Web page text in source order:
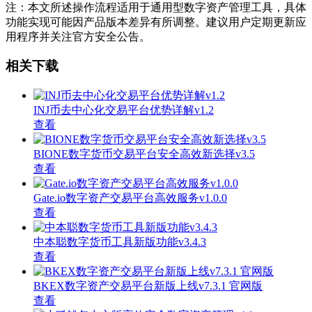
注：本文所述操作流程适用于通用型数字资产管理工具，具体
功能实现可能因产品版本差异有所调整。建议用户定期更新应
用程序并关注官方安全公告。
相关下载
INJ币去中心化交易平台优势详解v1.2
查看
BIONE数字货币交易平台安全高效新选择v3.5
查看
Gate.io数字资产交易平台高效服务v1.0.0
查看
中本聪数字货币工具新版功能v3.4.3
查看
BKEX数字资产交易平台新版上线v7.3.1 官网版
查看